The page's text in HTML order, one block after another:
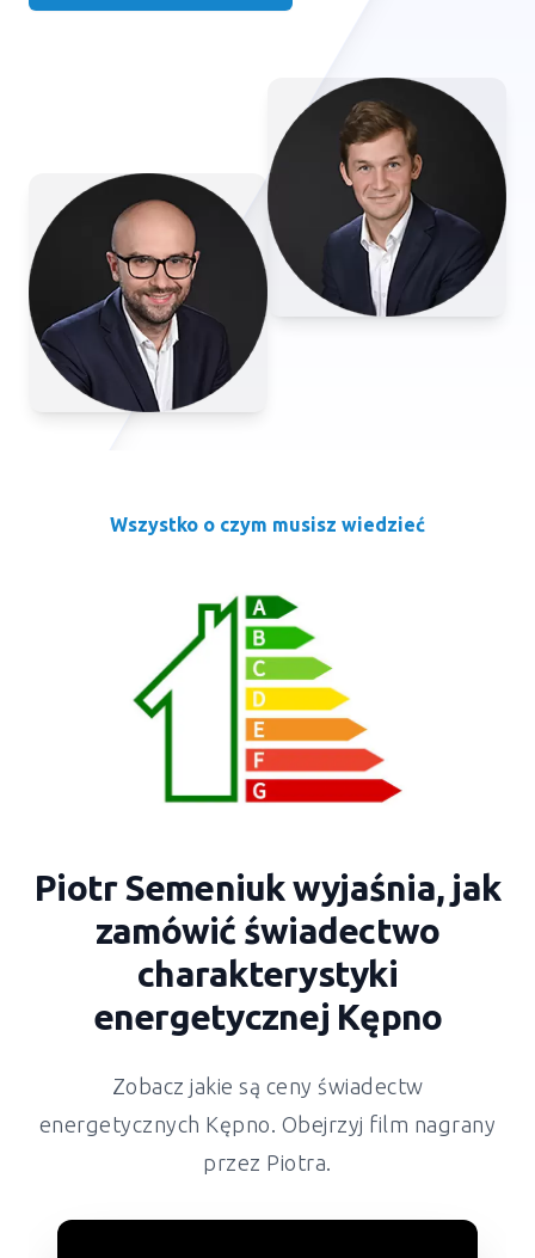
Wszystko o czym musisz wiedzieć
Piotr Semeniuk wyjaśnia, jak
zamówić świadectwo
charakterystyki
energetycznej Kępno
Zobacz jakie są ceny świadectw
energetycznych Kępno. Obejrzyj film nagrany
przez Piotra.